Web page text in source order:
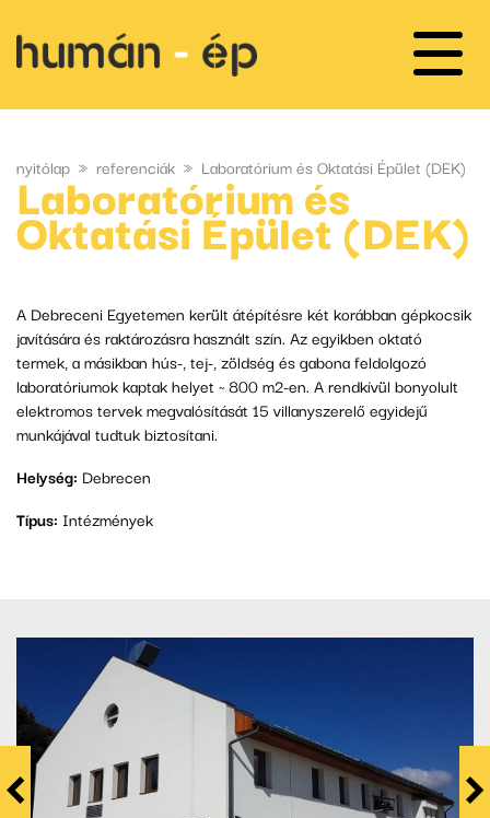
nyitólap » referenciák » Laboratórium és Oktatási Épület (DEK)
Laboratórium és
Oktatási Épület (DEK)
A Debreceni Egyetemen került átépítésre két korábban gépkocsik
javítására és raktározásra használt szín. Az egyikben oktató
termek, a másikban hús-, tej-, zöldség és gabona feldolgozó
laboratóriumok kaptak helyet ~ 800 m2-en. A rendkívül bonyolult
elektromos tervek megvalósítását 15 villanyszerelő egyidejű
munkájával tudtuk biztosítani.
Helység: Debrecen
Típus: Intézmények
< >